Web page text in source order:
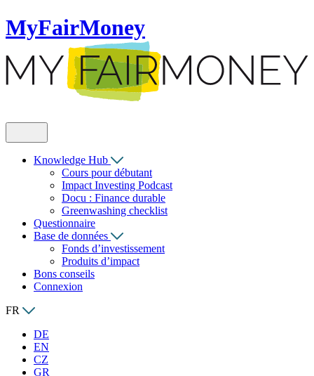
MyFairMoney
Knowledge Hub
Cours pour débutant
Impact Investing Podcast
Docu : Finance durable
Greenwashing checklist
Questionnaire
Base de données
Fonds d’investissement
Produits d’impact
Bons conseils
Connexion
FR
DE
EN
CZ
GR